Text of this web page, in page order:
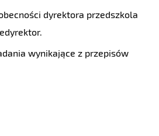
dyrektora przedszkola
wynikające z przepisów